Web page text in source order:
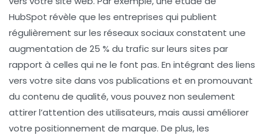
HubSpot révèle que les entreprises qui publient
régulièrement sur les réseaux sociaux constatent une
augmentation de 25 % du trafic sur leurs sites par
rapport à celles qui ne le font pas. En intégrant des liens
vers votre site dans vos publications et en promouvant
du contenu de qualité, vous pouvez non seulement
attirer l’attention des utilisateurs, mais aussi améliorer
votre positionnement de marque. De plus, les